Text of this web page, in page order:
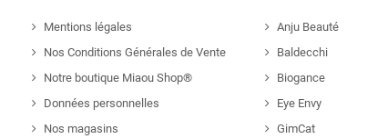
Mentions légales
Nos Conditions Générales de Vente
Notre boutique Miaou Shop®
Données personnelles
Nos magasins
Anju Beauté
Baldecchi
Biogance
Eye Envy
GimCat